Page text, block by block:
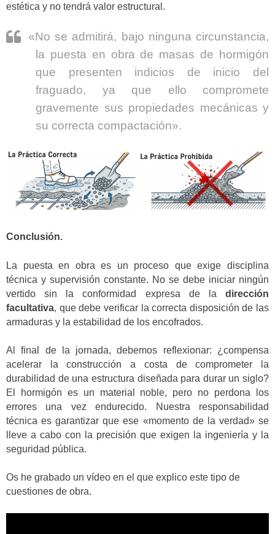
estética y no tendrá valor estructural.
«No se admitirá, bajo ninguna circunstancia,
la puesta en obra de masas de hormigón
que presenten indicios de inicio del
fraguado, ya que ello compromete
gravemente sus propiedades mecánicas y
su correcta compactación».
Conclusión.
La puesta en obra es un proceso que exige disciplina
técnica y supervisión constante. No se debe iniciar ningún
vertido sin la conformidad expresa de la dirección
facultativa, que debe verificar la correcta disposición de las
armaduras y la estabilidad de los encofrados.
Al final de la jornada, debemos reflexionar: ¿compensa
acelerar la construcción a costa de comprometer la
durabilidad de una estructura diseñada para durar un siglo?
El hormigón es un material noble, pero no perdona los
errores una vez endurecido. Nuestra responsabilidad
técnica es garantizar que ese «momento de la verdad» se
lleve a cabo con la precisión que exigen la ingeniería y la
seguridad pública.
Os he grabado un vídeo en el que explico este tipo de
cuestiones de obra.